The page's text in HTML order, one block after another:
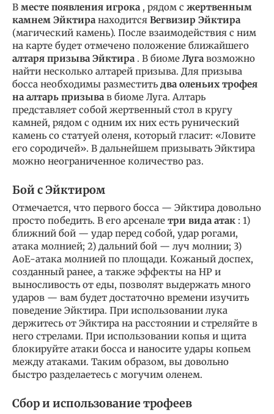
В месте появления игрока , рядом с жертвенным
камнем Эйктира находится Вегвизир Эйктира
(магический камень). После взаимодействия с ним
на карте будет отмечено положение ближайшего
алтаря призыва Эйктира . В биоме Луга возможно
найти несколько алтарей призыва. Для призыва
босса необходимы разместить два оленьих трофея
на алтарь призыва в биоме Луга. Алтарь
представляет собой жертвенный стол в кругу
камней, рядом с одним их них есть рунический
камень со статуей оленя, который гласит: «Ловите
его сородичей». В дальнейшем призывать Эйктира
можно неограниченное количество раз.
Бой с Эйктиром
Отмечается, что первого босса — Эйктира довольно
просто победить. В его арсенале три вида атак : 1)
ближний бой — удар перед собой, удар рогами,
атака молнией; 2) дальний бой — луч молнии; 3)
AoE-атака молнией по площади. Кожаный доспех,
созданный ранее, а также эффекты на HP и
выносливость от еды, позволят выдержать много
ударов — вам будет достаточно времени изучить
поведение Эйктира. При использовании лука
держитесь от Эйктира на расстоянии и стреляйте в
него стрелами. При использовании копья и щита
блокируйте атаки босса и наносите удары копьем
между атаками. Таким образом, вы довольно
быстро разделаетесь с могучим оленем.
Сбор и использование трофеев